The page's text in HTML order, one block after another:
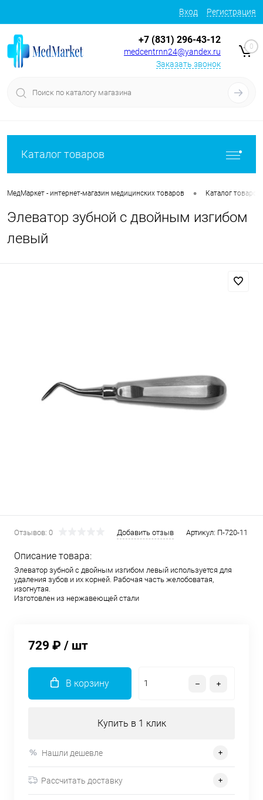
Вход Регистрация
+7 (831) 296-43-12
medcentrnn24@yandex.ru
Заказать звонок
0
Каталог товаров
МедМаркет - интернет-магазин медицинских товаров • Каталог товаров
Элеватор зубной с двойным изгибом
левый
Отзывов: 0 Добавить отзыв Артикул: П-720-11
Описание товара:
Элеватор зубной с двойным изгибом левый используется для
удаления зубов и их корней. Рабочая часть желобоватая,
изогнутая.
Изготовлен из нержавеющей стали
729 ₽ / шт
В корзину
Купить в 1 клик
Нашли дешевле
Рассчитать доставку